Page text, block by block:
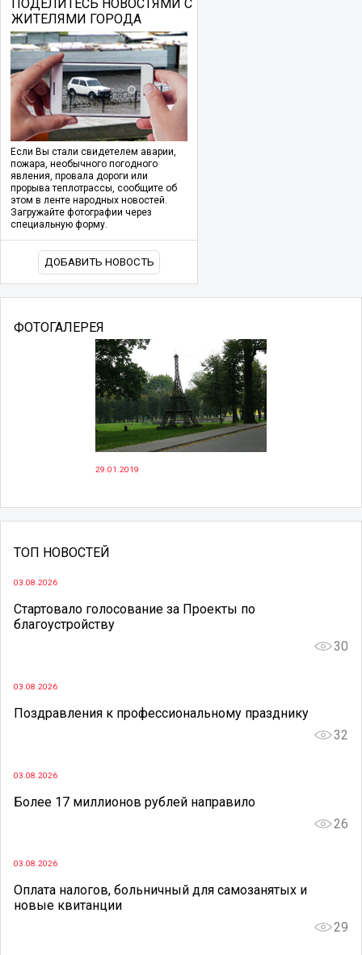
ПОДЕЛИТЕСЬ НОВОСТЯМИ С
ЖИТЕЛЯМИ ГОРОДА
Если Вы стали свидетелем аварии,
пожара, необычного погодного
явления, провала дороги или
прорыва теплотрассы, сообщите об
этом в ленте народных новостей.
Загружайте фотографии через
специальную форму.
ДОБАВИТЬ НОВОСТЬ
ФОТОГАЛЕРЕЯ
29.01.2019
ТОП НОВОСТЕЙ
03.08.2026
Стартовало голосование за Проекты по
благоустройству
30
03.08.2026
Поздравления к профессиональному празднику
32
03.08.2026
Более 17 миллионов рублей направило
26
03.08.2026
Оплата налогов, больничный для самозанятых и
новые квитанции
29